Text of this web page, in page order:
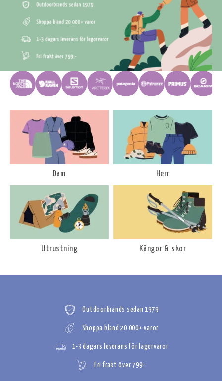
Dam Herr
Utrustning Kängor & skor
Outdoorbrands sedan 1979
Shoppa bland 20 000+ varor
1-3 dagars leverans för lagervaror
Fri frakt över 799:-